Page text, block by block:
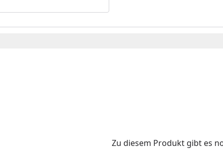
Zu diesem Produkt gibt es